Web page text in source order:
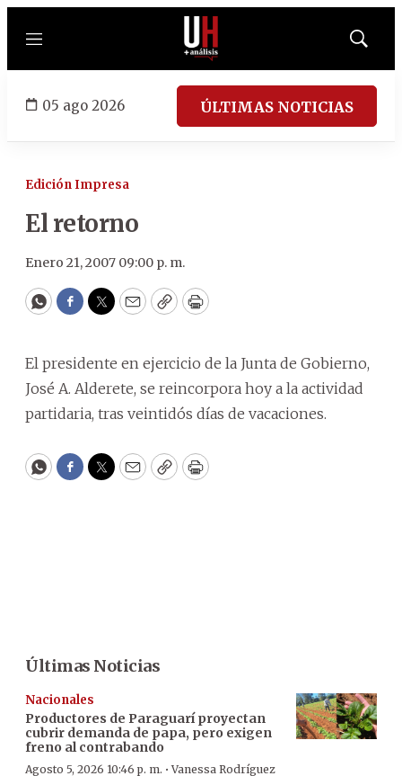
Menú
Mostrar
05 ago 2026 ÚLTIMAS NOTICIAS
Edición Impresa
El retorno
Enero 21, 2007 09:00 p. m.
WhatsApp
Facebook
Twitter
EmailCopyPrint
El presidente en ejercicio de la Junta de Gobierno,
José A. Alderete, se reincorpora hoy a la actividad
partidaria, tras veintidós días de vacaciones.
WhatsApp
Facebook
Twitter
EmailCopyPrint
Últimas Noticias
Nacionales
Productores de Paraguarí proyectan
cubrir demanda de papa, pero exigen
freno al contrabando
Agosto 5, 2026 10:46 p. m. ·Vanessa Rodríguez